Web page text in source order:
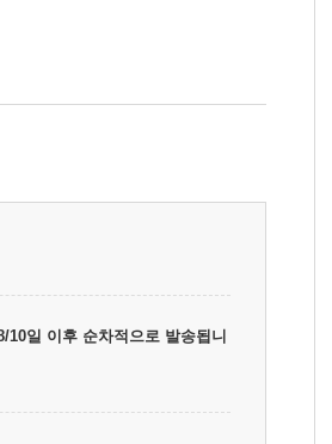
일 이후 순차적으로 발송됩니